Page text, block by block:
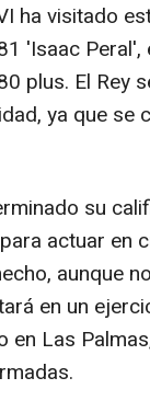
ha visitado
'Isaac
plus. El Rey
ya que se
su
actuar en
aunque
en un
en Las